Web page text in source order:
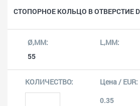
СТОПОРНОЕ КОЛЬЦО В ОТВЕРСТИЕ
55
0.35